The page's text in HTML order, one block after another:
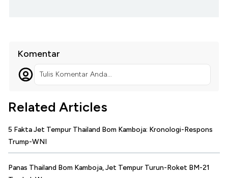
Komentar
Tulis Komentar Anda...
Related Articles
5 Fakta Jet Tempur Thailand Bom Kamboja: Kronologi-Respons
Trump-WNI
Panas Thailand Bom Kamboja, Jet Tempur Turun-Roket BM-21